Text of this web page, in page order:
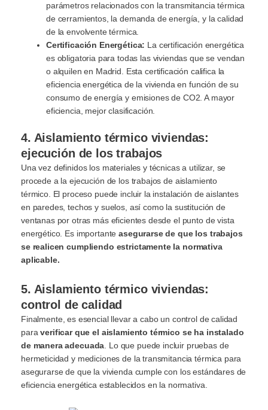
parámetros relacionados con la transmitancia térmica
de cerramientos, la demanda de energía, y la calidad
de la envolvente térmica.
Certificación Energética: La certificación energética
es obligatoria para todas las viviendas que se vendan
o alquilen en Madrid. Esta certificación califica la
eficiencia energética de la vivienda en función de su
consumo de energía y emisiones de CO2. A mayor
eficiencia, mejor clasificación.
4. Aislamiento térmico viviendas:
ejecución de los trabajos
Una vez definidos los materiales y técnicas a utilizar, se
procede a la ejecución de los trabajos de aislamiento
térmico. El proceso puede incluir la instalación de aislantes
en paredes, techos y suelos, así como la sustitución de
ventanas por otras más eficientes desde el punto de vista
energético. Es importante asegurarse de que los trabajos
se realicen cumpliendo estrictamente la normativa
aplicable.
5. Aislamiento térmico viviendas:
control de calidad
Finalmente, es esencial llevar a cabo un control de calidad
paraverificar que el aislamiento térmico se ha instalado
de manera adecuada . Lo que puede incluir pruebas de
hermeticidad y mediciones de la transmitancia térmica para
asegurarse de que la vivienda cumple con los estándares de
eficiencia energética establecidos en la normativa.